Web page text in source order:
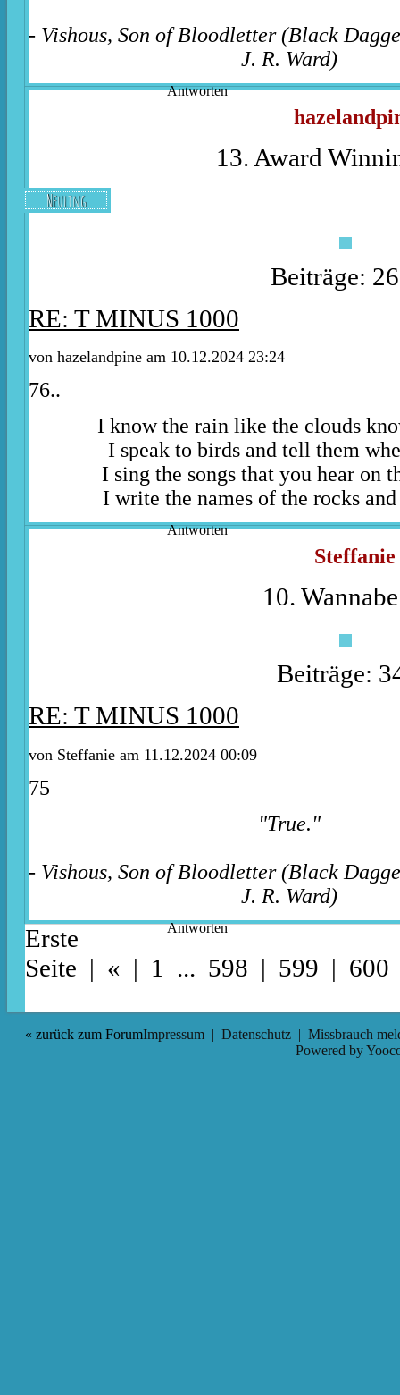
- Vishous, Son of Bloodletter (Black
J. R. Ward)
Antworten
13. Award
Neuling
Beiträge:
RE: T MINUS 1000
von hazelandpine am 10.12.2024 23:24
76..
I know the rain like the clouds
I speak to birds and tell them
I sing the songs that you hear on
I write the names of the rocks
Antworten
Steffanie
10.
Beiträge:
RE: T MINUS 1000
von Steffanie am 11.12.2024 00:09
75
"True."
- Vishous, Son of Bloodletter (Black
J. R. Ward)
Antworten
Erste
Seite | « | 1 ... 598 | 599 |
« zurück zum ForumImpressum | Datenschutz | Missbrauch
Powered by